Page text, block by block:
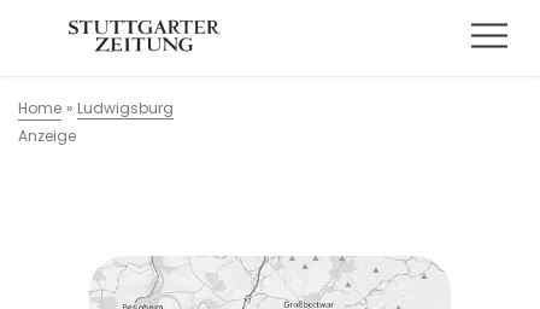
Home » Ludwigsburg
Anzeige